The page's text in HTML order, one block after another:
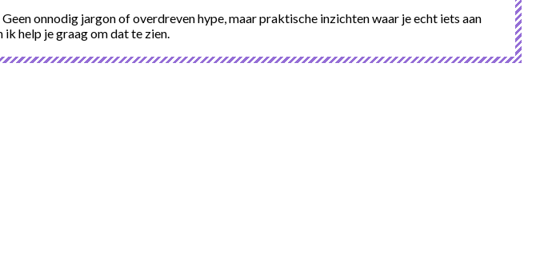
onnodig jargon of overdreven hype, maar praktische inzichten waar je echt iets aan
ik help je graag om dat te zien.